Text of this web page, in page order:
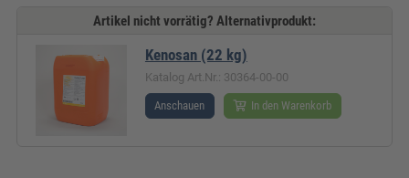
Artikel nicht vorrätig? Alternativprodukt:
Kenosan (22 kg)
Katalog Art.Nr.: 30364-00-00
Anschauen In den Warenkorb